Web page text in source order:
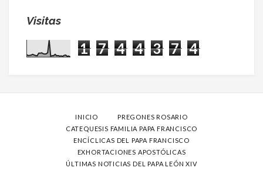
Visitas
1 7 4 4 3 7 4
INICIO
PREGONES ROSARIO
CATEQUESIS FAMILIA PAPA FRANCISCO
ENCÍCLICAS DEL PAPA FRANCISCO
EXHORTACIONES APOSTÓLICAS
ÚLTIMAS NOTICIAS DEL PAPA LEÓN XIV